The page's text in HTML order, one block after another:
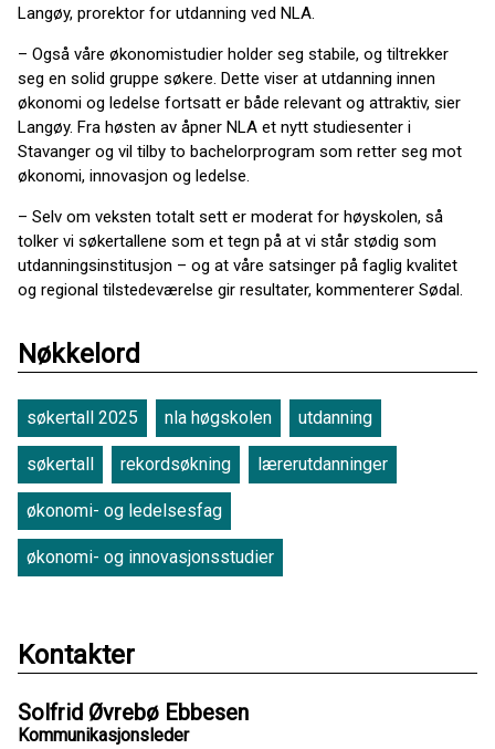
Langøy, prorektor for utdanning ved NLA.
– Også våre økonomistudier holder seg stabile, og tiltrekker
seg en solid gruppe søkere. Dette viser at utdanning innen
økonomi og ledelse fortsatt er både relevant og attraktiv, sier
Langøy. Fra høsten av åpner NLA et nytt studiesenter i
Stavanger og vil tilby to bachelorprogram som retter seg mot
økonomi, innovasjon og ledelse.
– Selv om veksten totalt sett er moderat for høyskolen, så
tolker vi søkertallene som et tegn på at vi står stødig som
utdanningsinstitusjon – og at våre satsinger på faglig kvalitet
og regional tilstedeværelse gir resultater, kommenterer Sødal.
Nøkkelord
søkertall 2025 nla høgskolen utdanning
søkertall rekordsøkning lærerutdanninger
økonomi- og ledelsesfag
økonomi- og innovasjonsstudier
Kontakter
Solfrid Øvrebø Ebbesen
Kommunikasjonsleder